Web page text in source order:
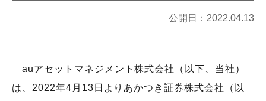
お知らせ
公開日： 2022.04.13
auアセットマネジメント株式会社（以下、当社）
は、2022年4月13日よりあかつき証券株式会社（以